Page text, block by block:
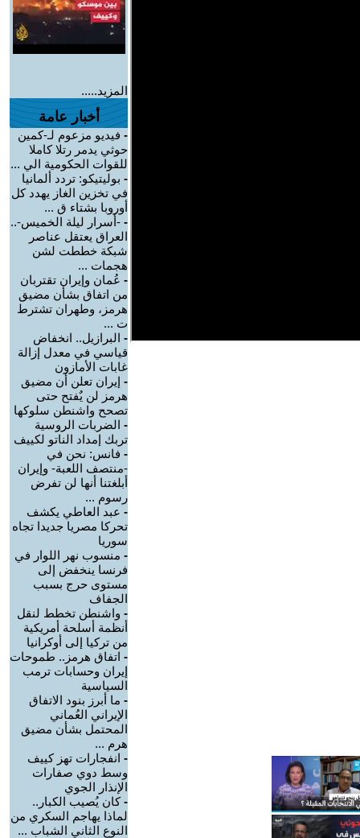
المزيد.....
أخبار عامة
- فيديو مزعوم لـ-كمين
حوثي يدمر رتلا كاملا
للقوات الحكومية الي ...
- بوليتيكو: تردد ألمانيا
في تخزين الغاز يهدد كل
أوروبا بشتاء ق ...
- -أسرار ليلة الخميس-..
العراق يعتقل عناصر
شبكة خططت لشن
هجمات ...
- عُمان وإيران تقتربان
من اتفاق بشأن مضيق
هرمز، وطهران تشترط
ت ...
- البرازيل.. انخفاض
قياسي في معدل إزالة
غابات الأمازون
- إيران تعلن أن مضيق
هرمز لن يٌفتح حتى
تصحح واشنطن سلوكها
- الضربات الروسية
تربك إمداد الناتو لكييف
- فانس: نحن في
-منتصف اللعبة- وإيران
أبلغتنا أنها لن تفرض
رسوم ...
- عبد العاطي يكشف
تحركا مصريا جديدا تجاه
سوريا
- منسوب نهر اللوار في
فرنسا ينخفض إلى
مستوى حرج بسبب
الجفاف
- واشنطن تخطط لنقل
أنظمة أسلحة أمريكية
من تركيا إلى أوكرانيا
- اتفاق هرمز.. طموحات
إيران وحسابات ترمب
السياسية
- ما أبرز بنود الاتفاق
الإيراني العُماني
المحتمل بشأن مضيق
هرم ...
- انفجارات تهز كييف
وسط دوي صفارات
الإنذار الجوي
-كان يُصيب الكبار..
لماذا يهاجم السكري من
النوع الثاني الشباب ...